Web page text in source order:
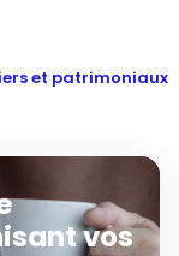
et patrimoniaux
vos